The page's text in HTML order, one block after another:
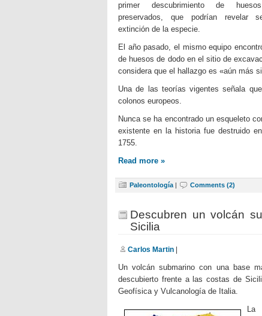
primer descubrimiento de huesos
preservados, que podrían revelar
extinción de la especie.
El año pasado, el mismo equipo
de huesos de dodo en el sitio de
considera que el hallazgo es «aún más
Una de las teorías vigentes señala
colonos europeos.
Nunca se ha encontrado un esqueleto
existente en la historia fue destruido
1755.
Read more »
Paleontología | Comments (2)
Descubren un volcán
Sicilia
Carlos Martin
Un volcán submarino con una base
descubierto frente a las costas de
Geofísica y Vulcanología de Italia.
La